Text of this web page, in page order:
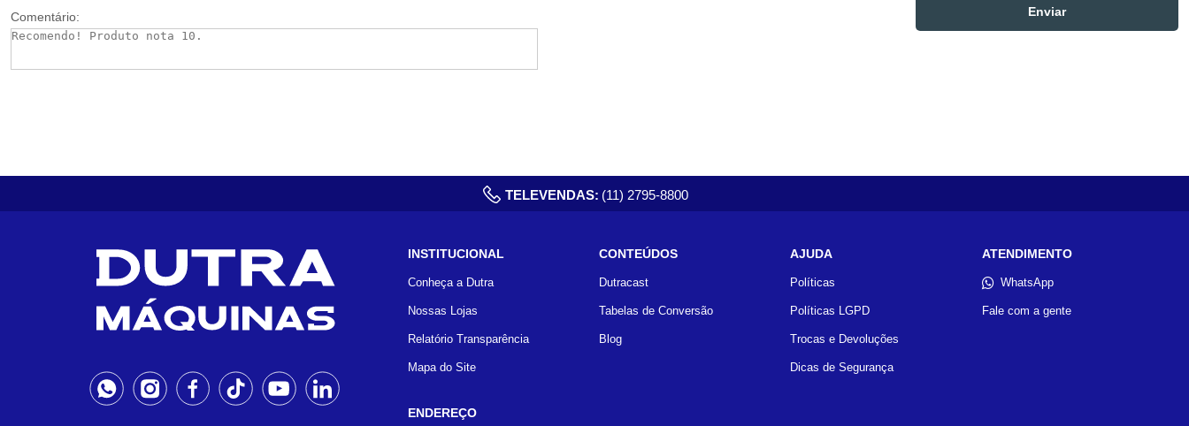
Comentário:
TELEVENDAS: (11) 2795-8800
INSTITUCIONAL
Conheça a Dutra
Nossas Lojas
Relatório Transparência
Mapa do Site
CONTEÚDOS
Dutracast
Tabelas de Conversão
Blog
AJUDA
Políticas
Políticas LGPD
Trocas e Devoluções
Dicas de Segurança
ATENDIMENTO
WhatsApp
Fale com a gente
ENDEREÇO